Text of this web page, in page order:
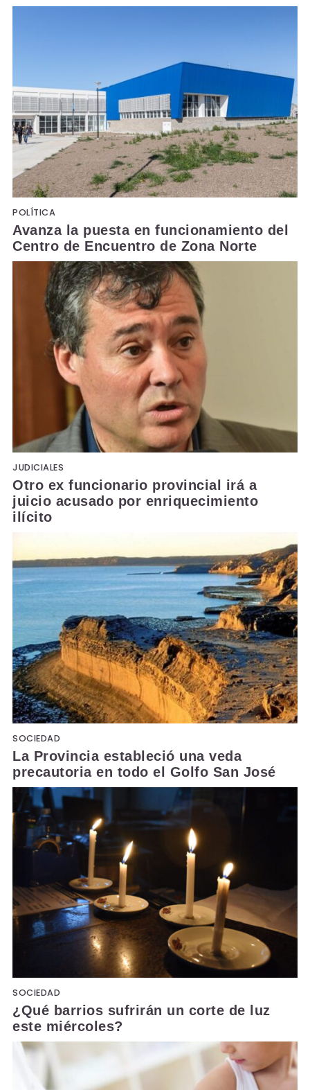
POLÍTICA
Avanza la puesta en funcionamiento del
Centro de Encuentro de Zona Norte
JUDICIALES
Otro ex funcionario provincial irá a
juicio acusado por enriquecimiento
ilícito
SOCIEDAD
La Provincia estableció una veda
precautoria en todo el Golfo San José
SOCIEDAD
¿Qué barrios sufrirán un corte de luz
este miércoles?